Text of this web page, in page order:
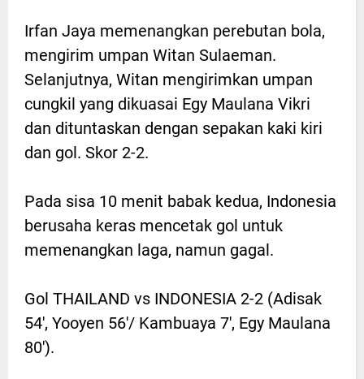
Irfan Jaya memenangkan perebutan bola,
mengirim umpan Witan Sulaeman.
Selanjutnya, Witan mengirimkan umpan
cungkil yang dikuasai Egy Maulana Vikri
dan dituntaskan dengan sepakan kaki kiri
dan gol. Skor 2-2.
Pada sisa 10 menit babak kedua, Indonesia
berusaha keras mencetak gol untuk
memenangkan laga, namun gagal.
Gol THAILAND vs INDONESIA 2-2 (Adisak
54', Yooyen 56'/ Kambuaya 7', Egy Maulana
80').